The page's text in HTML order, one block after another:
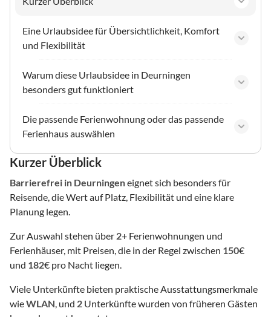
Eine Urlaubsidee für Übersichtlichkeit, Komfort
und Flexibilität
Warum diese Urlaubsidee in Deurningen
besonders gut funktioniert
Die passende Ferienwohnung oder das passende
Ferienhaus auswählen
Kurzer Überblick
Barrierefrei in Deurningeneignet sich besonders für
Reisende, die Wert auf Platz, Flexibilität und eine klare
Planung legen.
Zur Auswahl stehen über 2+ Ferienwohnungen und
Ferienhäuser, mit Preisen, die in der Regel zwischen 150€
und 182€ pro Nacht liegen.
Viele Unterkünfte bieten praktische Ausstattungsmerkmale
wieWLAN , und 2 Unterkünfte wurden von früheren Gästen